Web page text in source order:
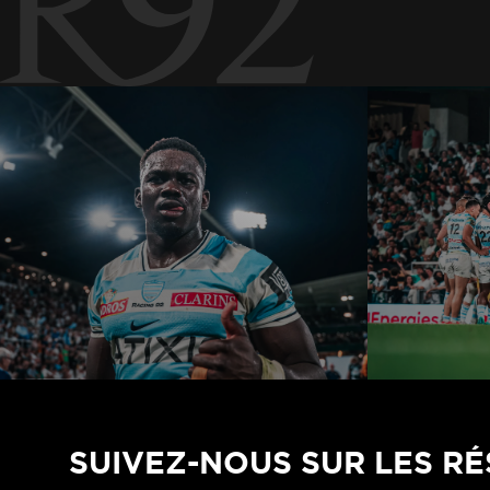
SUIVEZ-NOUS SUR LES